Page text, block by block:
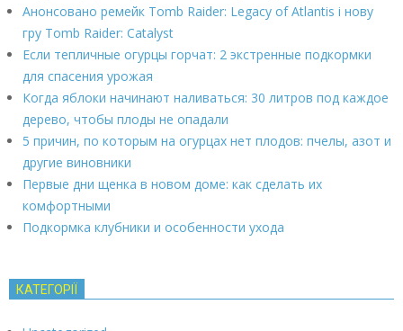
Анонсовано ремейк Tomb Raider: Legacy of Atlantis і нову
гру Tomb Raider: Catalyst
Если тепличные огурцы горчат: 2 экстренные подкормки
для спасения урожая
Когда яблоки начинают наливаться: 30 литров под каждое
дерево, чтобы плоды не опадали
5 причин, по которым на огурцах нет плодов: пчелы, азот и
другие виновники
Первые дни щенка в новом доме: как сделать их
комфортными
Подкормка клубники и особенности ухода
КАТЕГОРІЇ